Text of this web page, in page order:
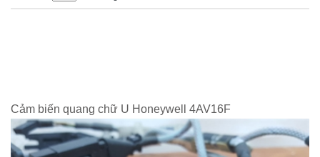
Cảm biến quang chữ U Honeywell 4AV16F